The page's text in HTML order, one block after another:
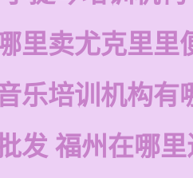
里卖尤克里里
乐培训机构有
发 福州在哪